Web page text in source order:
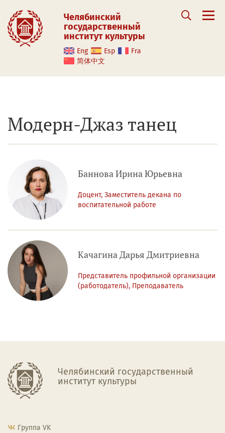
Челябинский
государственный
институт культуры
Eng Esp
Fra
简体中文
Модерн-Джаз танец
Баннова Ирина Юрьевна
Доцент, Заместитель декана по
воспитательной работе
Качагина Дарья Дмитриевна
Представитель профильной организации
(работодатель), Преподаватель
Челябинский государственный
институт культуры
Группа VK